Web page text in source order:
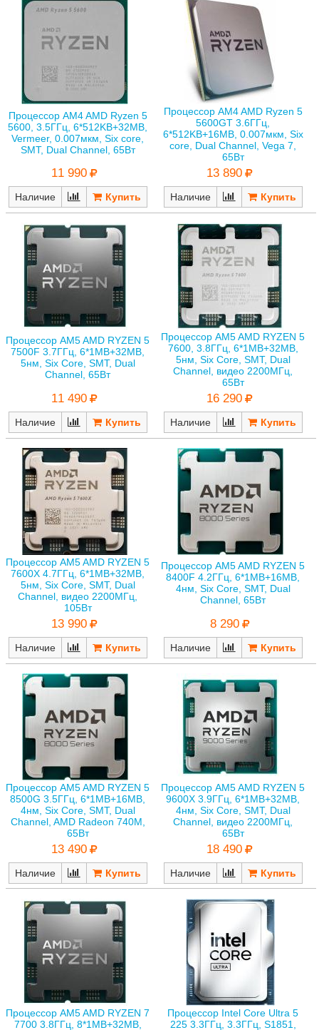
Процессор AM4 AMD Ryzen 5
5600, 3.5ГГц, 6*512KB+32MB,
Vermeer, 0.007мкм, Six core,
SMT, Dual Channel, 65Вт
11 990
Наличие
Процессор AM4 AMD Ryzen 5
5600GT 3.6ГГц,
6*512KB+16MB, 0.007мкм, Six
core, Dual Channel, Vega 7,
65Вт
13 890
Наличие
Процессор AM5 AMD RYZEN 5
7500F 3.7ГГц, 6*1MB+32MB,
5нм, Six Core, SMT, Dual
Channel, 65Вт
11 490
Наличие
Процессор AM5 AMD RYZEN 5
7600, 3.8ГГц, 6*1MB+32MB,
5нм, Six Core, SMT, Dual
Channel, видео 2200МГц,
65Вт
16 290
Наличие
Процессор AM5 AMD RYZEN 5
7600X 4.7ГГц, 6*1MB+32MB,
5нм, Six Core, SMT, Dual
Channel, видео 2200МГц,
105Вт
13 990
Наличие
Процессор AM5 AMD RYZEN 5
8400F 4.2ГГц, 6*1MB+16MB,
4нм, Six Core, SMT, Dual
Channel, 65Вт
8 290
Наличие
Процессор AM5 AMD RYZEN 5
8500G 3.5ГГц, 6*1MB+16MB,
4нм, Six Core, SMT, Dual
Channel, AMD Radeon 740M,
65Вт
13 490
Наличие
Процессор AM5 AMD RYZEN 5
9600X 3.9ГГц, 6*1MB+32MB,
4нм, Six Core, SMT, Dual
Channel, видео 2200МГц,
65Вт
18 490
Наличие
Процессор AM5 AMD RYZEN 7
7700 3.8ГГц, 8*1MB+32MB,
Процессор Intel Core Ultra 5
225 3.3ГГц, 3.3ГГц, S1851,